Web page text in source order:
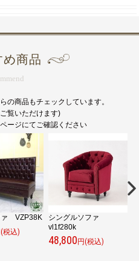
め商品
の商品もチェックしています。
覧いただけます)
ージにてご確認ください
ァ VZP38K
税込)
シングルソファ
vl1f280k
48,800円(税込)